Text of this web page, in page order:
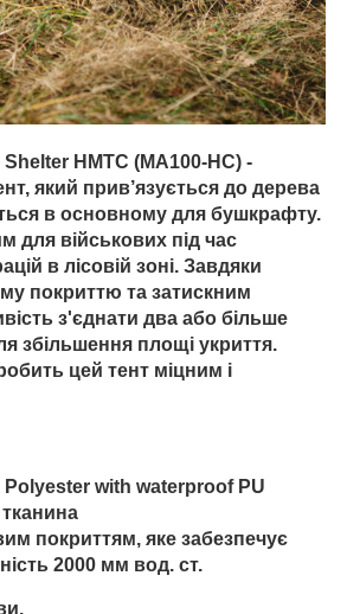
HMTC (MA100-HC) -
який прив’язується до дерева
в основному для бушкрафту.
для військових під час
в лісовій зоні. Завдяки
покриттю та затискним
з'єднати два або більше
збільшення площі укриття.
цей тент міцним і
with waterproof PU
покриттям, яке забезпечує
2000 мм вод. ст.